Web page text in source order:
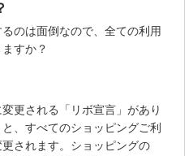
のは面倒なので、全ての利用
すか？
更される「リボ宣言」があり
、すべてのショッピングご利
されます。ショッピングの